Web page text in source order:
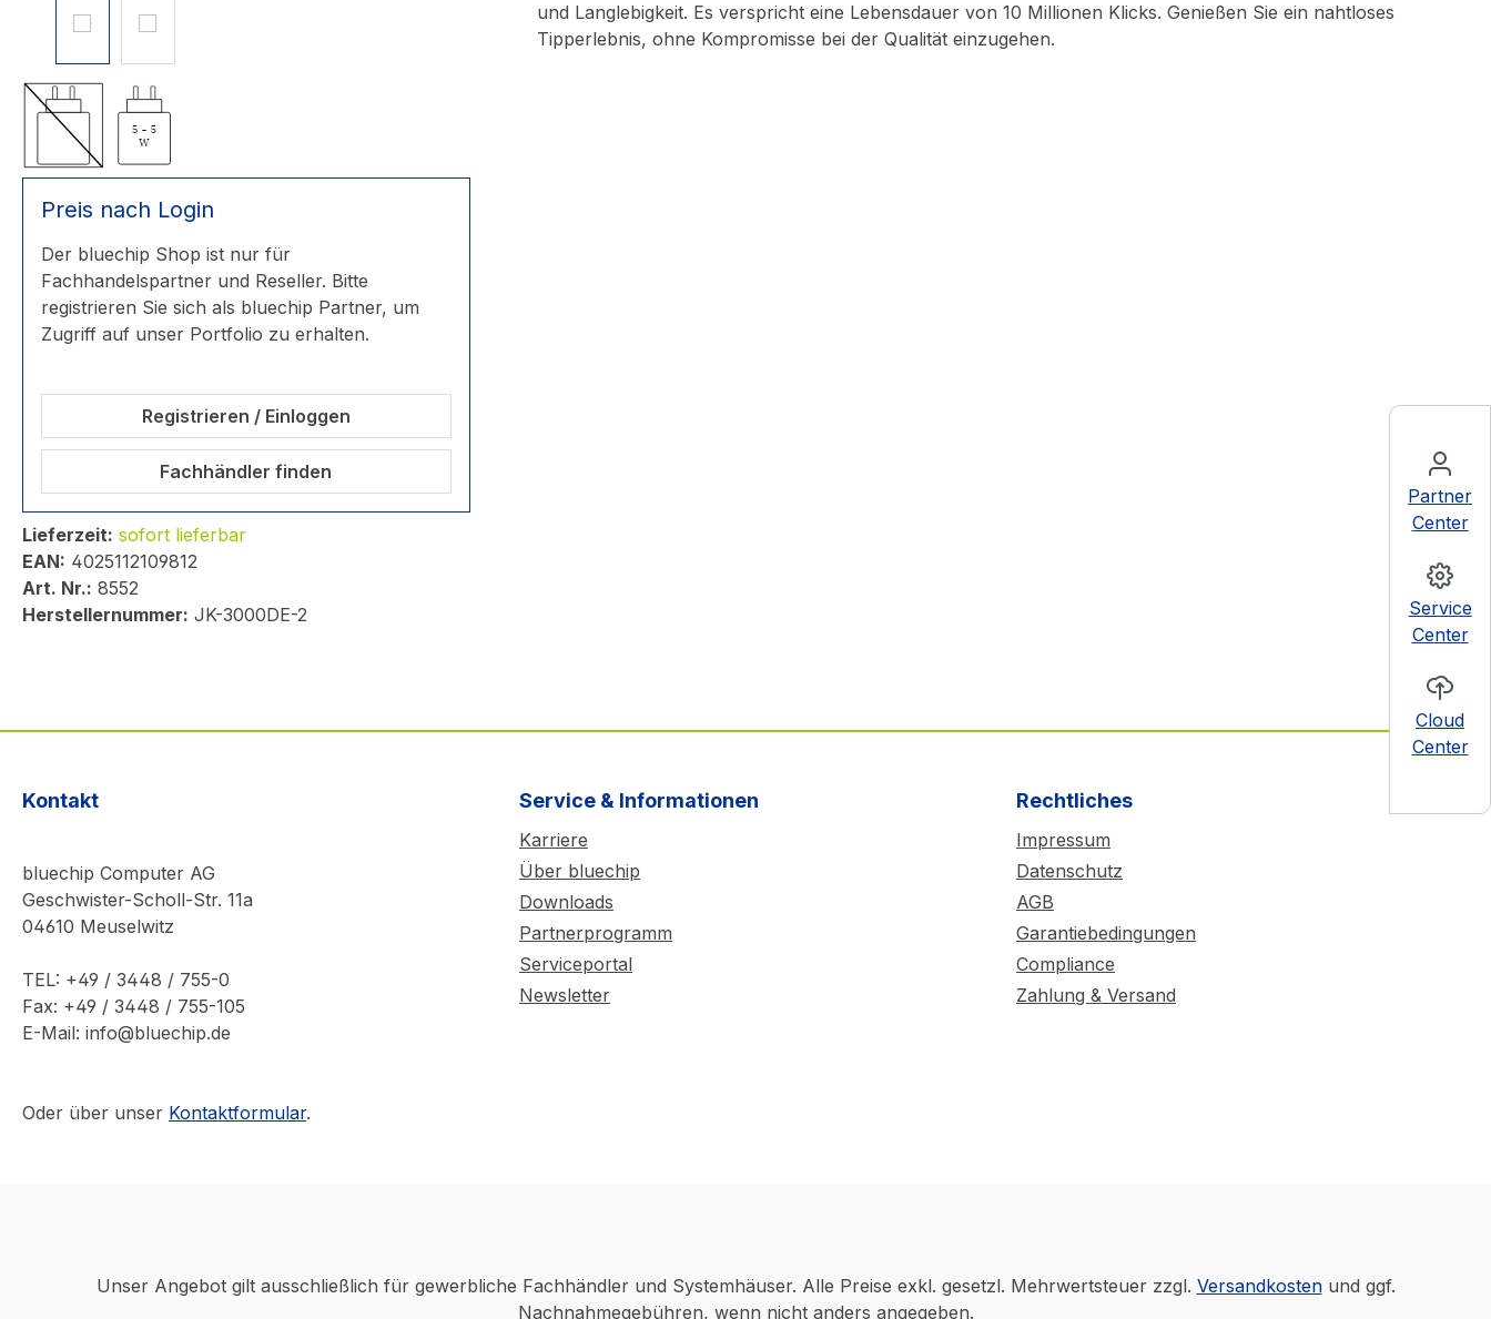
Partner
Center
Service
Center
Cloud
Center
Preis nach Login
Der bluechip Shop ist nur für
Fachhandelspartner und Reseller. Bitte
registrieren Sie sich als bluechip Partner, um
Zugriff auf unser Portfolio zu erhalten.
Registrieren / Einloggen
Fachhändler finden
Lieferzeit: sofort lieferbar
EAN: 4025112109812
Art. Nr.: 8552
Herstellernummer: JK-3000DE-2
und Langlebigkeit. Es verspricht eine Lebensdauer von 10 Millionen Klicks. Genießen Sie ein nahtloses
Tipperlebnis, ohne Kompromisse bei der Qualität einzugehen.
Kontakt
bluechip Computer AG
Geschwister-Scholl-Str. 11a
04610 Meuselwitz
TEL: +49 / 3448 / 755-0
Fax: +49 / 3448 / 755-105
E-Mail: info@bluechip.de
Oder über unser Kontaktformular.
Service & Informationen
Karriere
Über bluechip
Downloads
Partnerprogramm
Serviceportal
Newsletter
Rechtliches
Impressum
Datenschutz
AGB
Garantiebedingungen
Compliance
Zahlung & Versand
Unser Angebot gilt ausschließlich für gewerbliche Fachhändler und Systemhäuser. Alle Preise exkl. gesetzl. Mehrwertsteuer zzgl. Versandkostenund ggf.
Nachnahmegebühren, wenn nicht anders angegeben.